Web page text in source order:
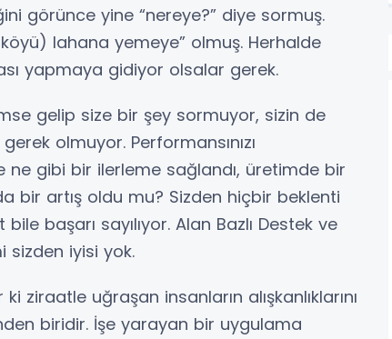
görünce yine “nereye?” diye sormuş.
lahana yemeye” olmuş. Herhalde
yapmaya gidiyor olsalar gerek.
gelip size bir şey sormuyor, sizin de
olmuyor. Performansınızı
ne gibi bir ilerleme sağlandı, üretimde bir
bir artış oldu mu? Sizden hiçbir beklenti
başarı sayılıyor. Alan Bazlı Destek ve
sizden iyisi yok.
ziraatle uğraşan insanların alışkanlıklarını
biridir. İşe yarayan bir uygulama